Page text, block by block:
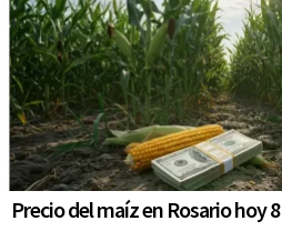
Precio del maíz en Rosario hoy